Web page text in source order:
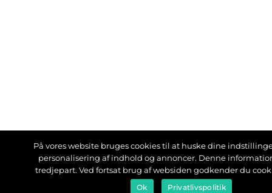
På vores website bruges cookies til at huske dine
personalisering af indhold og annoncer. Denne
tredjepart. Ved fortsat brug af websiden godkender du
Ok Privatlivspolitik